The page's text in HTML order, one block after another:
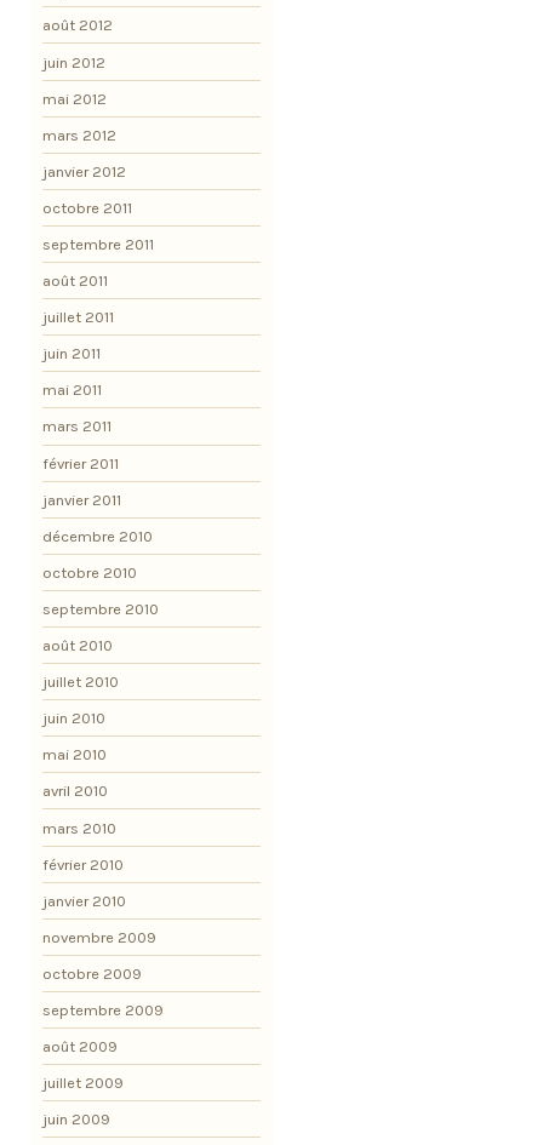
août 2012
juin 2012
mai 2012
mars 2012
janvier 2012
octobre 2011
septembre 2011
août 2011
juillet 2011
juin 2011
mai 2011
mars 2011
février 2011
janvier 2011
décembre 2010
octobre 2010
septembre 2010
août 2010
juillet 2010
juin 2010
mai 2010
avril 2010
mars 2010
février 2010
janvier 2010
novembre 2009
octobre 2009
septembre 2009
août 2009
juillet 2009
juin 2009